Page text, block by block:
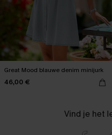
Great Mood blauwe denim minijurk
46,00 €
Vind je het